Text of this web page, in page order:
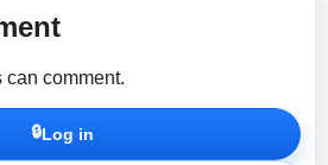
can comment.
🔒Log in